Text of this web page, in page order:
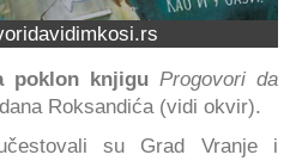
poklon knjigu Progovori da
Roksandića (vidi okvir).
su Grad Vranje i